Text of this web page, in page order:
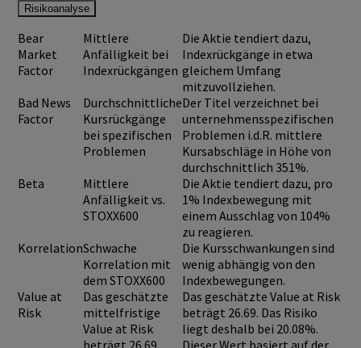
Risikoanalyse
Bear
Market
Factor
Mittlere
Anfälligkeit bei
Indexrückgängen
Die Aktie tendiert dazu,
Indexrückgänge in etwa
gleichem Umfang
mitzuvollziehen.
Bad News
Factor
Durchschnittliche
Kursrückgänge
bei spezifischen
Problemen
Der Titel verzeichnet bei
unternehmensspezifischen
Problemen i.d.R. mittlere
Kursabschläge in Höhe von
durchschnittlich 351%.
Beta
Mittlere
Anfälligkeit vs.
STOXX600
Die Aktie tendiert dazu, pro
1% Indexbewegung mit
einem Ausschlag von 104%
zu reagieren.
KorrelationSchwache
Korrelation mit
dem STOXX600
Die Kursschwankungen sind
wenig abhängig von den
Indexbewegungen.
Value at
Risk
Das geschätzte
mittelfristige
Value at Risk
beträgt 26.69
Das geschätzte Value at Risk
beträgt 26.69. Das Risiko
liegt deshalb bei 20.08%.
Dieser Wert basiert auf der